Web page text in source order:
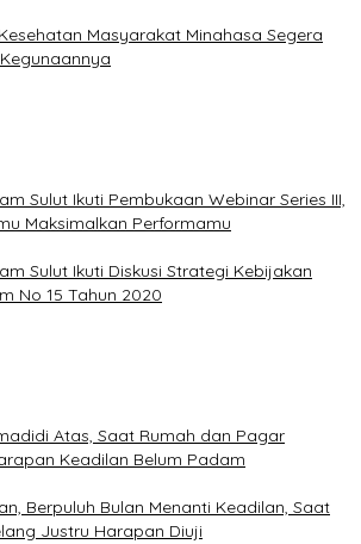
Masyarakat Minahasa Segera
Sulut Ikuti Pembukaan Webinar Series III,
Maksimalkan Performamu
Sulut Ikuti Diskusi Strategi Kebijakan
No 15 Tahun 2020
Atas, Saat Rumah dan Pagar
Keadilan Belum Padam
Berpuluh Bulan Menanti Keadilan, Saat
Justru Harapan Diuji